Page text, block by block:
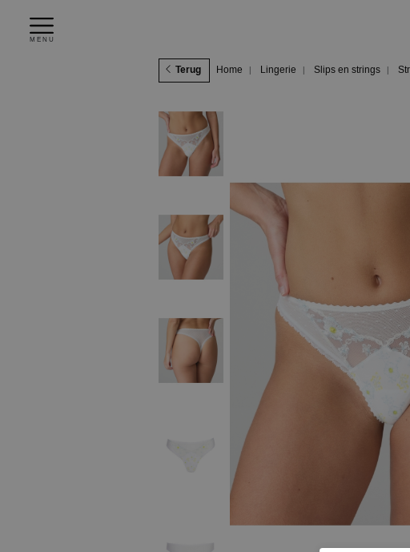
MENU
Terug Home Lingerie Slips en strings